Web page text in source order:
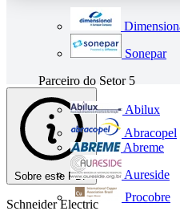
Sonepar
Parceiro do Setor 5
Abilux
Abracopel
Abreme
Aureside
Procobre
Sobre este PDF
Schneider Electric